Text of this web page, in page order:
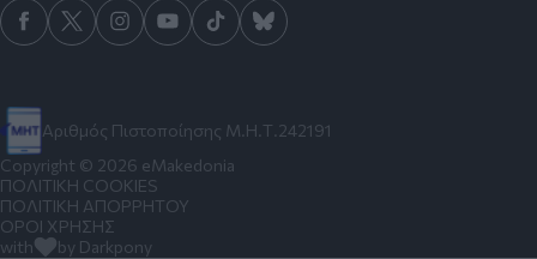
Αριθμός Πιστοποίησης Μ.Η.Τ.242191
Copyright © 2026 eMakedonia
ΠΟΛΙΤΙΚΗ COOKIES
ΠΟΛΙΤΙΚΗ ΑΠΟΡΡΗΤΟΥ
ΟΡΟΙ ΧΡΗΣΗΣ
with
by Darkpony